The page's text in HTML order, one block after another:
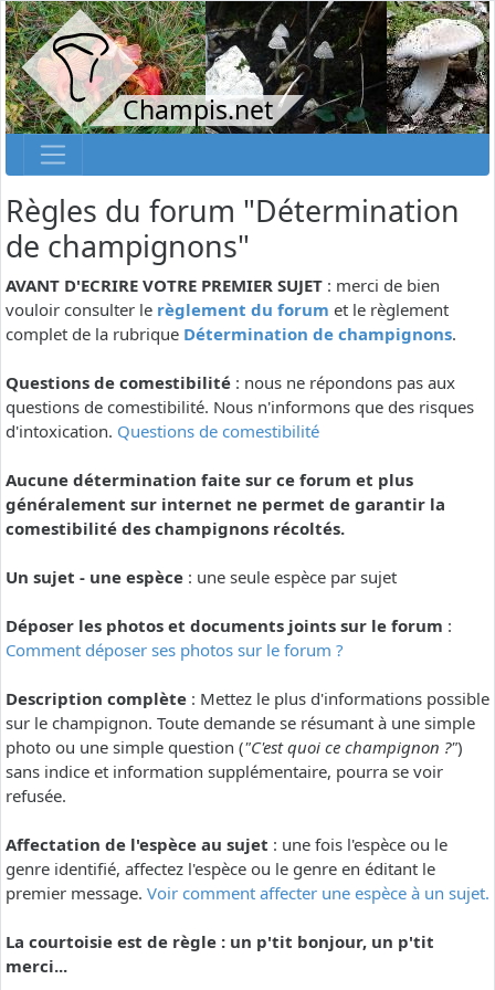
Champis.net
Règles du forum "Détermination
de champignons"
AVANT D'ECRIRE VOTRE PREMIER SUJET : merci de bien
vouloir consulter le règlement du forum et le règlement
complet de la rubrique Détermination de champignons.
Questions de comestibilité : nous ne répondons pas aux
questions de comestibilité. Nous n'informons que des risques
d'intoxication. Questions de comestibilité
Aucune détermination faite sur ce forum et plus
généralement sur internet ne permet de garantir la
comestibilité des champignons récoltés.
Un sujet - une espèce : une seule espèce par sujet
Déposer les photos et documents joints sur le forum :
Comment déposer ses photos sur le forum ?
Description complète : Mettez le plus d'informations possible
sur le champignon. Toute demande se résumant à une simple
photo ou une simple question ("C'est quoi ce champignon ?")
sans indice et information supplémentaire, pourra se voir
refusée.
Affectation de l'espèce au sujet : une fois l'espèce ou le
genre identifié, affectez l'espèce ou le genre en éditant le
premier message. Voir comment affecter une espèce à un sujet.
La courtoisie est de règle : un p'tit bonjour, un p'tit
merci...